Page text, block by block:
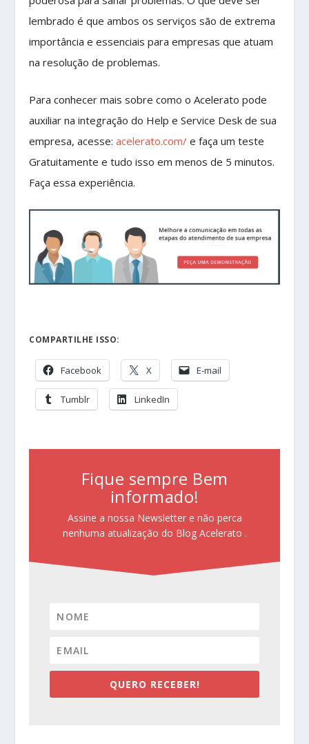
lembrado é que ambos os serviços são de extrema
importância e essenciais para empresas que atuam
na resolução de problemas.
Para conhecer mais sobre como o Acelerato pode
auxiliar na integração do Help e Service Desk de sua
empresa, acesse:acelerato.com/ e faça um teste
Gratuitamente e tudo isso em menos de 5 minutos.
Faça essa experiência.
COMPARTILHE ISSO:
Facebook X E-mail
Tumblr LinkedIn
Fique sempre Bem
informado!
Assine a nossa Newsletter e não perca
nenhuma atualização do Blog Acelerato .
QUERO RECEBER!